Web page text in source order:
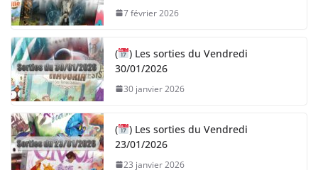
7 février 2026
(
) Les sorties du Vendredi
30/01/2026
30 janvier 2026
(
) Les sorties du Vendredi
23/01/2026
23 janvier 2026